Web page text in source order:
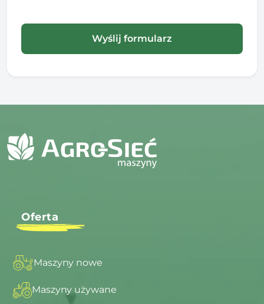
Oferta
Maszyny nowe
Maszyny używane